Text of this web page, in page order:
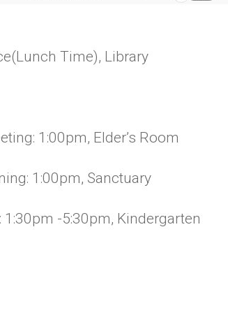
Time), Library
1:00pm, Elder’s Room
1:00pm, Sanctuary
-5:30pm, Kindergarten